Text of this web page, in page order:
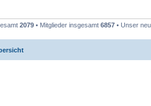
2079 • Mitglieder insgesamt 6857 • Unser